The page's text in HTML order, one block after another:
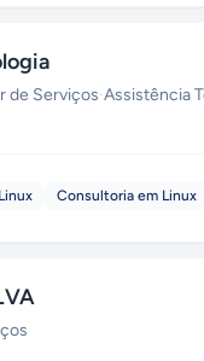
de Serviços·Assistência
Consultoria em Linux